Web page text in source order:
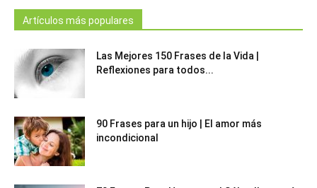
Artículos más populares
Las Mejores 150 Frases de la Vida |
Reflexiones para todos...
90 Frases para un hijo | El amor más
incondicional